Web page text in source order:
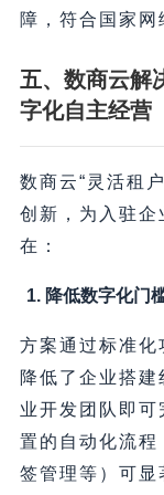
障，符合国家网
五、数商云解
字化自主经营
数商云“灵活租
创新，为入驻企
在：
1. 降低数字化门
方案通过标准化
降低了企业搭
业开发团队即
置的自动化流程
签管理等）可显